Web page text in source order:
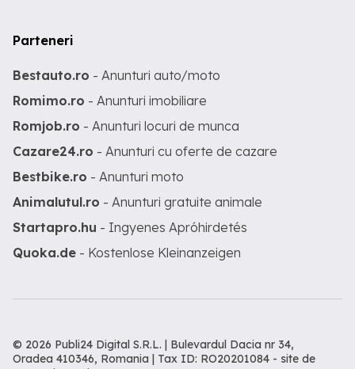
Parteneri
Bestauto.ro - Anunturi auto/moto
Romimo.ro - Anunturi imobiliare
Romjob.ro - Anunturi locuri de munca
Cazare24.ro - Anunturi cu oferte de cazare
Bestbike.ro - Anunturi moto
Animalutul.ro - Anunturi gratuite animale
Startapro.hu - Ingyenes Apróhirdetés
Quoka.de - Kostenlose Kleinanzeigen
© 2026 Publi24 Digital S.R.L. | Bulevardul Dacia nr 34,
Oradea 410346, Romania | Tax ID: RO20201084 - site de